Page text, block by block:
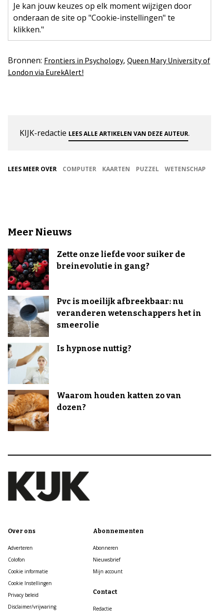
Je kan jouw keuzes op elk moment wijzigen door
onderaan de site op "Cookie-instellingen" te
klikken."
Bronnen: Frontiers in Psychology, Queen Mary University of
London via EurekAlert!
KIJK-redactie LEES ALLE ARTIKELEN VAN DEZE AUTEUR.
LEES MEER OVER COMPUTER KAARTEN PUZZEL WETENSCHAP
Meer Nieuws
Zette onze liefde voor suiker de
breinevolutie in gang?
Pvc is moeilijk afbreekbaar: nu
veranderen wetenschappers het in
smeerolie
Is hypnose nuttig?
Waarom houden katten zo van
dozen?
Over ons
Adverteren
Colofon
Cookie informatie
Cookie Instellingen
Privacy beleid
Disclaimer/vrijwaring
Abonnementen
Abonneren
Nieuwsbrief
Mijn account
Contact
Redactie